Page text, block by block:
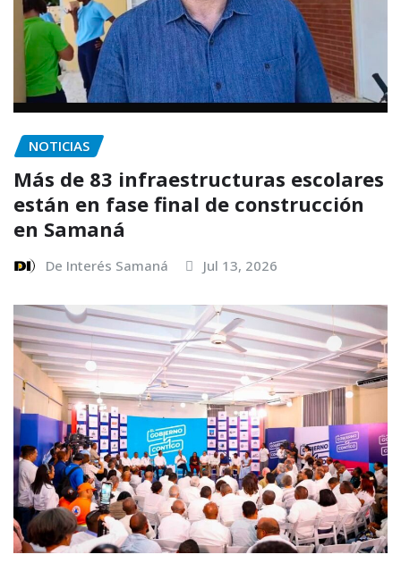
NOTICIAS
Más de 83 infraestructuras escolares
están en fase final de construcción
en Samaná
De Interés Samaná Jul 13, 2026